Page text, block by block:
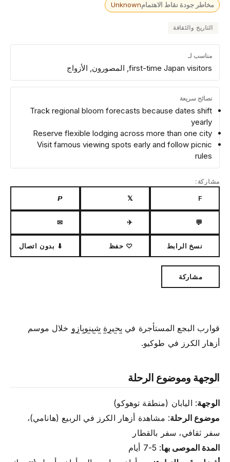
مخاطر جودة نقاط الاهتمامUnknown
التاريخ والثقافة
مناسب لـ
first-time Japan visitors, المصورون, الأزواج
نصائح سريعة
Track regional bloom forecasts because dates shift
yearly
Reserve flexible lodging across more than one city
Visit famous viewing spots early and follow picnic
rules
مشاركة:
F
𝕏
𝙋
💬
✈
✉
نسخ الرابط ♡ حفظ ⬇ بدون اتصال
مشاركة
قوارب البجع المستأجرة في بحيرة شينوبازو خلال موسم
أزهار الكرز في طوكيو.
الوجهة وموضوع الرحلة
الوجهة: اليابان (منطقة توهوكو)
موضوع الرحلة: مشاهدة أزهار الكرز في الربيع (هانامي)،
سفر ثقافي، سفر بالقطار
المدة الموصى بها: 5-7 أيام